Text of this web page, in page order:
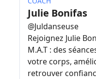
Julie Bonifas
@Juldanseuse
Rejoignez Julie
M.A.T : des
votre corps,
retrouver